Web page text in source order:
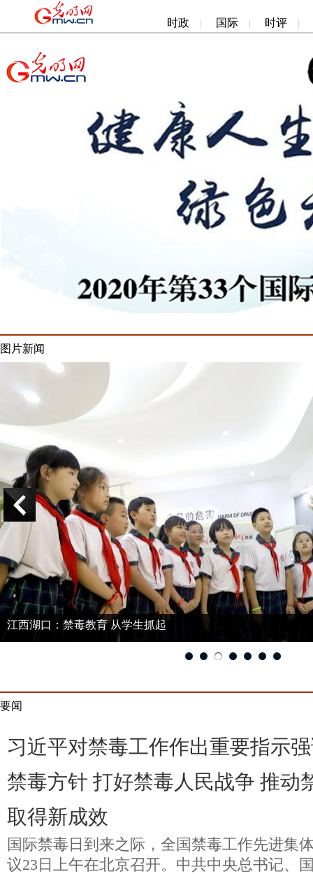
时政 | 国际 | 时评 |
图片新闻
江西湖口：禁毒教育 从学生抓起
要闻
习近平对禁毒工作作出重要指示
禁毒方针 打好禁毒人民战争 推动
取得新成效
国际禁毒日到来之际，全国禁毒工作先进集
议23日上午在北京召开。中共中央总书记、